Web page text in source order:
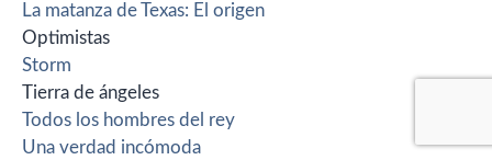
La matanza de Texas: El origen
Optimistas
Storm
Tierra de ángeles
Todos los hombres del rey
Una verdad incómoda